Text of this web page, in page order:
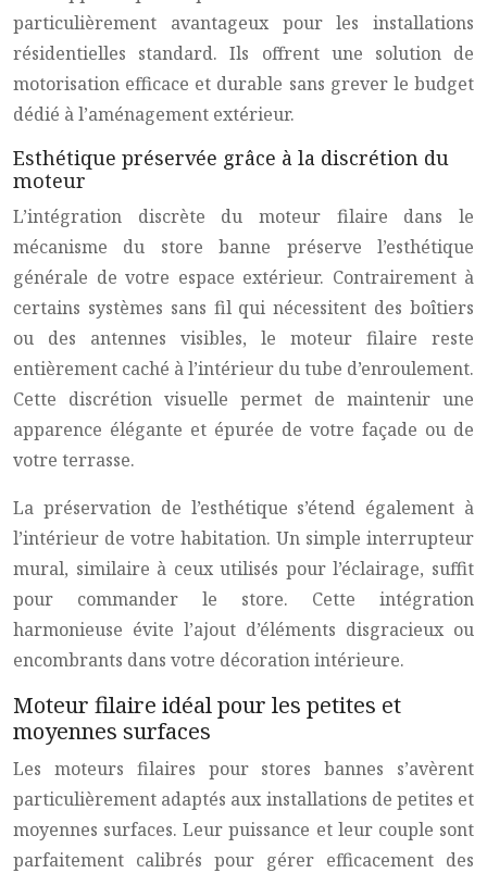
particulièrement avantageux pour les installations
résidentielles standard. Ils offrent une solution de
motorisation efficace et durable sans grever le budget
dédié à l’aménagement extérieur.
Esthétique préservée grâce à la discrétion du
moteur
L’intégration discrète du moteur filaire dans le
mécanisme du store banne préserve l’esthétique
générale de votre espace extérieur. Contrairement à
certains systèmes sans fil qui nécessitent des boîtiers
ou des antennes visibles, le moteur filaire reste
entièrement caché à l’intérieur du tube d’enroulement.
Cette discrétion visuelle permet de maintenir une
apparence élégante et épurée de votre façade ou de
votre terrasse.
La préservation de l’esthétique s’étend également à
l’intérieur de votre habitation. Un simple interrupteur
mural, similaire à ceux utilisés pour l’éclairage, suffit
pour commander le store. Cette intégration
harmonieuse évite l’ajout d’éléments disgracieux ou
encombrants dans votre décoration intérieure.
Moteur filaire idéal pour les petites et
moyennes surfaces
Les moteurs filaires pour stores bannes s’avèrent
particulièrement adaptés aux installations de petites et
moyennes surfaces. Leur puissance et leur couple sont
parfaitement calibrés pour gérer efficacement des